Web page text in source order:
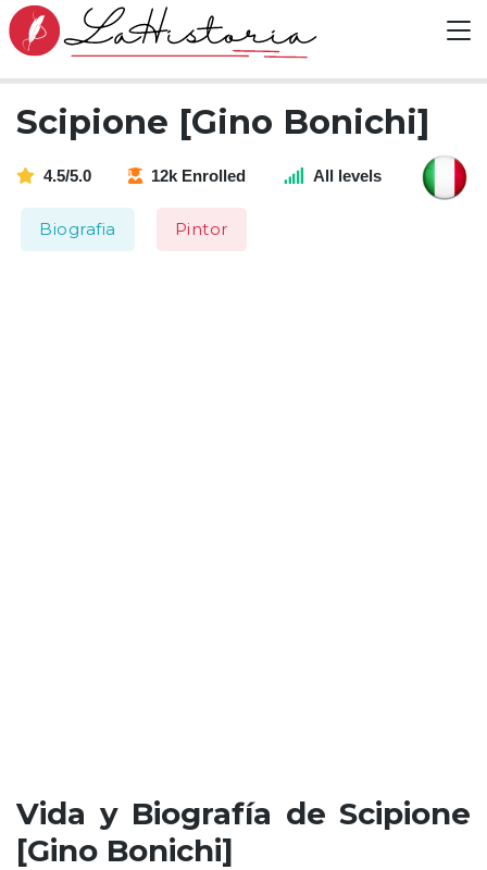
Scipione [Gino Bonichi]
4.5/5.0 12k Enrolled All levels
Biografia Pintor
Vida y Biografía de Scipione
[Gino Bonichi]